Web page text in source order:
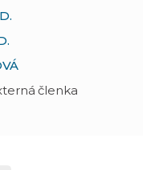
členka